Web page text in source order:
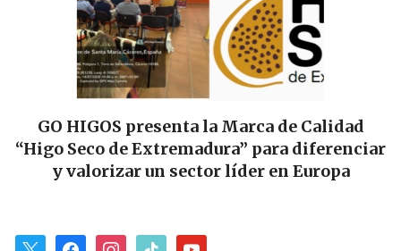
GO HIGOS presenta la Marca de Calidad
“Higo Seco de Extremadura” para diferenciar
y valorizar un sector líder en Europa
facebookinstagram
tiktok youtube